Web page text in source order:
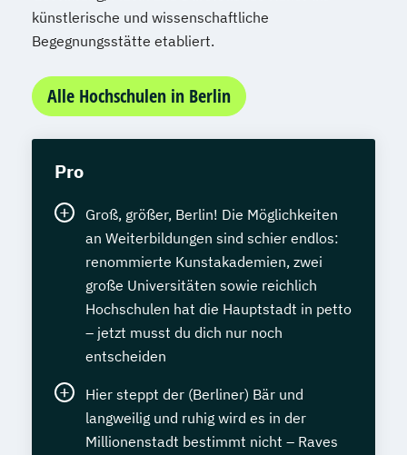
künstlerische und wissenschaftliche
Begegnungsstätte etabliert.
Alle Hochschulen in Berlin
Pro
Groß, größer, Berlin! Die Möglichkeiten
an Weiterbildungen sind schier endlos:
renommierte Kunstakademien, zwei
große Universitäten sowie reichlich
Hochschulen hat die Hauptstadt in petto
– jetzt musst du dich nur noch
entscheiden
Hier steppt der (Berliner) Bär und
langweilig und ruhig wird es in der
Millionenstadt bestimmt nicht – Raves